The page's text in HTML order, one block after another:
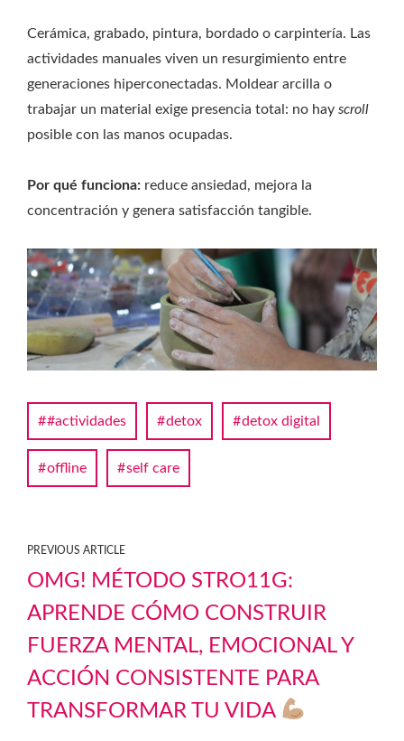
Cerámica, grabado, pintura, bordado o carpintería. Las
actividades manuales viven un resurgimiento entre
generaciones hiperconectadas. Moldear arcilla o
trabajar un material exige presencia total: no hay scroll
posible con las manos ocupadas.
Por qué funciona: reduce ansiedad, mejora la
concentración y genera satisfacción tangible.
#actividades detox detox digital
offline self care
PREVIOUS ARTICLE
OMG! MÉTODO STRO11G:
APRENDE CÓMO CONSTRUIR
FUERZA MENTAL, EMOCIONAL Y
ACCIÓN CONSISTENTE PARA
TRANSFORMAR TU VIDA